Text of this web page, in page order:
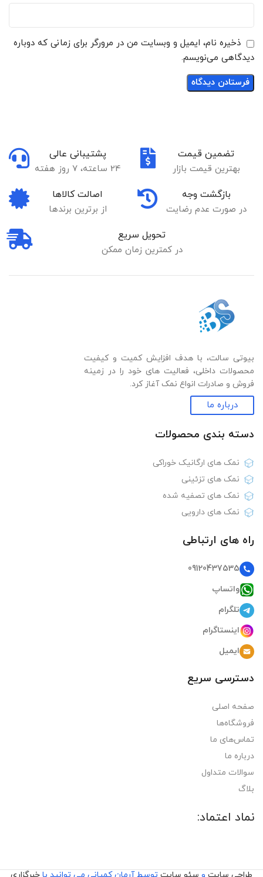
ذخیره نام، ایمیل و وبسایت من در مرورگر برای زمانی که دوباره
دیدگاهی می‌نویسم.
تضمین قیمت
بهترین قیمت بازار
پشتیبانی عالی
24 ساعته، 7 روز هفته
بازگشت وجه
در صورت عدم رضایت
اصالت کالاها
از برترین برندها
تحویل سریع
در کمترین زمان ممکن
بیوتی سالت، با هدف افزایش کمیت و کیفیت
محصولات داخلی، فعالیت های خود را در زمینه
فروش و صادرات انواع نمک آغاز کرد.
درباره ما
دسته بندی‌ محصولات
نمک های ارگانیک خوراکی
نمک های تزئینی
نمک های تصفیه شده
نمک های دارویی
راه های ارتباطی
09120437535
واتساپ
تلگرام
اینستاگرام
ایمیل
دسترسی سریع
صفحه اصلی
فروشگاه‌ها
تماس‌های ما
درباره ما
سوالات متداول
بلاگ
نماد اعتماد:
طراحی سایت و سئو سایت توسط آرمان کمپانی می توانید با خبرگزاری